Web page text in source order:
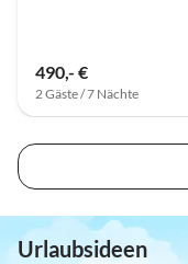
490,- €
2 Gäste / 7 Nächte
Urlaubsideen